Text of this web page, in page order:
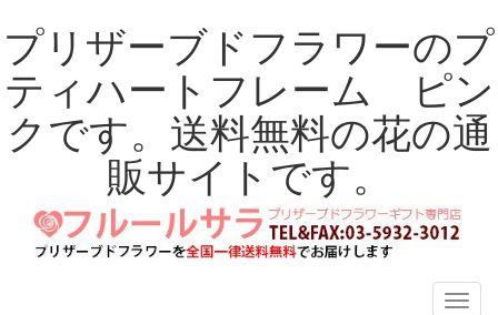
プリザーブドフラワーのプ
ティハートフレーム ピン
クです。送料無料の花の通
販サイトです。